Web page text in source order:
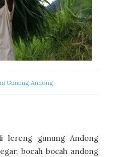
Gunung Andong
lereng gunung Andong
bocah bocah andong